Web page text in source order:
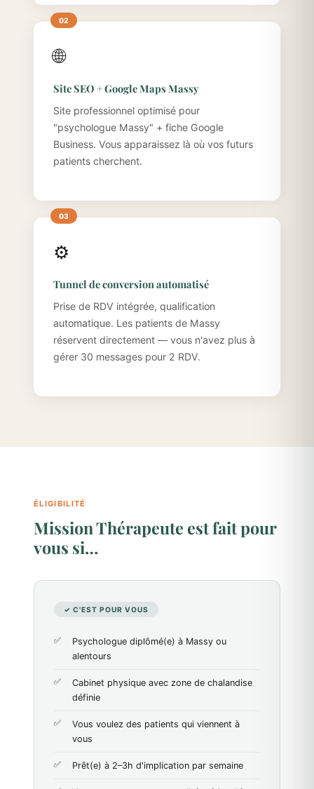
🌐
Site SEO + Google Maps Massy
Site professionnel optimisé pour
"psychologue Massy" + fiche Google
Business. Vous apparaissez là où vos futurs
patients cherchent.
⚙️
Tunnel de conversion automatisé
Prise de RDV intégrée, qualification
automatique. Les patients de Massy
réservent directement — vous n'avez plus à
gérer 30 messages pour 2 RDV.
ÉLIGIBILITÉ
Mission Thérapeute est fait pour
vous si…
✓ C'EST POUR VOUS
Psychologue diplômé(e) à Massy ou
alentours
Cabinet physique avec zone de chalandise
définie
Vous voulez des patients qui viennent à
vous
Prêt(e) à 2–3h d'implication par semaine